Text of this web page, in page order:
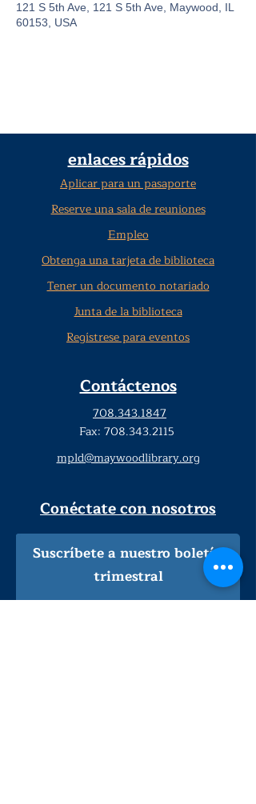
121 S 5th Ave, 121 S 5th Ave, Maywood, IL
60153, USA
enlaces rápidos
Aplicar para un pasaporte
Reserve una sala de reuniones
Empleo
Obtenga una tarjeta de biblioteca
Tener un documento notariado
Junta de la biblioteca
Regístrese para eventos
Contáctenos
708.343.1847
Fax: 708.343.2115
mpld@maywoodlibrary.org
Conéctate con nosotros
Suscríbete a nuestro boletín
trimestral